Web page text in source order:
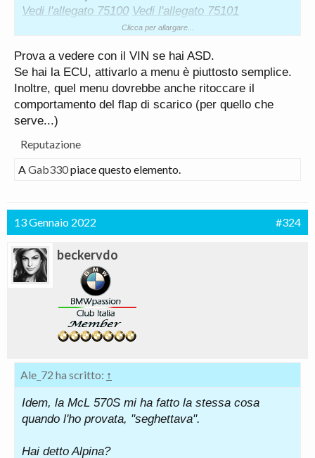
Vedi l'allegato 75100 Vedi l'allegato 75101
La voce "sound motore" sulla m340i non c'è.
Clicca per allargare...
Prova a vedere con il VIN se hai ASD.
Se hai la ECU, attivarlo a menu è piuttosto semplice.
Inoltre, quel menu dovrebbe anche ritoccare il
comportamento del flap di scarico (per quello che
serve...)
Reputazione
AGab330piace questo elemento.
13 Gennaio 2022 #324
beckervdo
Ale_72 ha scritto: ↑
Idem, la McL 570S mi ha fatto la stessa cosa
quando l'ho provata, "seghettava".
Hai detto Alpina?